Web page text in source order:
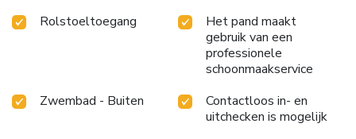
Rolstoeltoegang
Het pand maakt
gebruik van een
professionele
schoonmaakservice
Zwembad - Buiten
Contactloos in- en
uitchecken is mogelijk